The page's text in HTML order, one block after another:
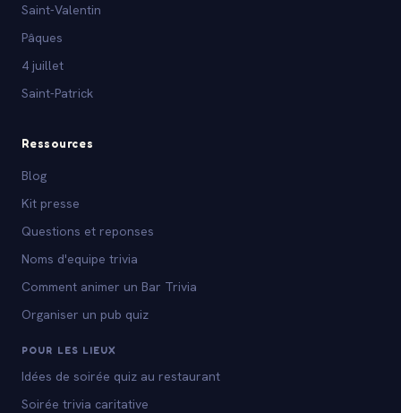
Saint-Valentin
Pâques
4 juillet
Saint-Patrick
Ressources
Blog
Kit presse
Questions et reponses
Noms d'equipe trivia
Comment animer un Bar Trivia
Organiser un pub quiz
POUR LES LIEUX
Idées de soirée quiz au restaurant
Soirée trivia caritative